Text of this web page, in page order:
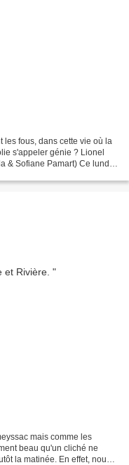
les fous, dans cette vie où la
s'appeler génie ? Lionel
& Sofiane Pamart) Ce lundi
mais comme les
beau qu'un cliché ne
la matinée. En effet, nous